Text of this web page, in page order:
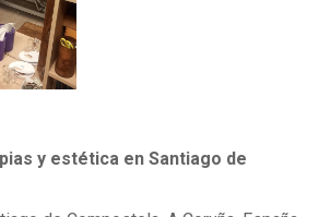
y estética en Santiago de